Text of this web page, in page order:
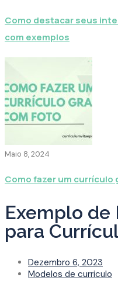
Como destacar seus
com exemplos
Maio 8, 2024
Como fazer um
Exemplo de
para
Dezembro 6, 2023
Modelos de curriculo